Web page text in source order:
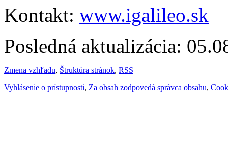
Kontakt: www.igalileo.sk
Posledná aktualizácia:
Zmena vzhľadu, Štruktúra stránok, RSS
Vyhlásenie o prístupnosti, Za obsah zodpovedá správca obsahu,